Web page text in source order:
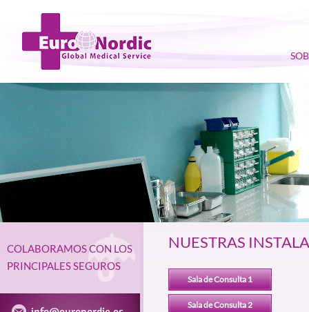
COLABORAMOS CON LOS
PRINCIPALES SEGUROS
NUESTRAS
Sala de Consulta 1
Sala de Consulta 2